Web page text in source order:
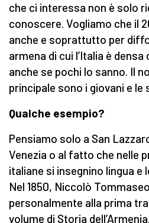
che ci interessa non è solo
conoscere. Vogliamo che il
anche e soprattutto per
armena di cui l’Italia è
anche se pochi lo sanno. Il
principale sono i giovani e le
Qualche esempio?
Pensiamo solo a San
Venezia o al fatto che nelle
italiane si insegnino lingua
Nel 1850, Niccolò
personalmente alla prima
volume di Storia